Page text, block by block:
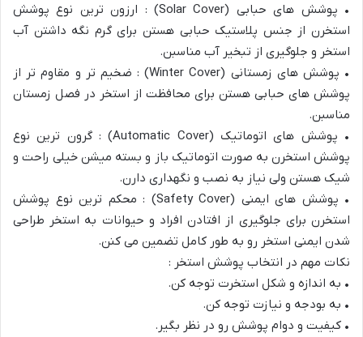
• پوشش های حبابی (Solar Cover) : ارزون ترین نوع پوشش
استخرن از جنس پلاستیک حبابی هستن برای گرم نگه داشتن آب
استخر و جلوگیری از تبخیر آب مناسبن.
• پوشش های زمستانی (Winter Cover) : ضخیم تر و مقاوم تر از
پوشش های حبابی هستن برای محافظت از استخر در فصل زمستان
مناسبن.
• پوشش های اتوماتیک (Automatic Cover) : گرون ترین نوع
پوشش استخرن به صورت اتوماتیک باز و بسته میشن خیلی راحت و
شیک هستن ولی نیاز به نصب و نگهداری دارن.
• پوشش های ایمنی (Safety Cover) : محکم ترین نوع پوشش
استخرن برای جلوگیری از افتادن افراد و حیوانات به استخر طراحی
شدن ایمنی استخر رو به طور کامل تضمین می کنن.
نکات مهم در انتخاب پوشش استخر :
• به اندازه و شکل استخرت توجه کن.
• به بودجه و نیازت توجه کن.
• کیفیت و دوام پوشش رو در نظر بگیر.